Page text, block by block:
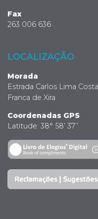
Fax
263 006 636
LOCALIZAÇÃO
Morada
Estrada Carlos Lima
Franca de Xira
Coordenadas GPS
Latitude: 38° 58’ 37’’